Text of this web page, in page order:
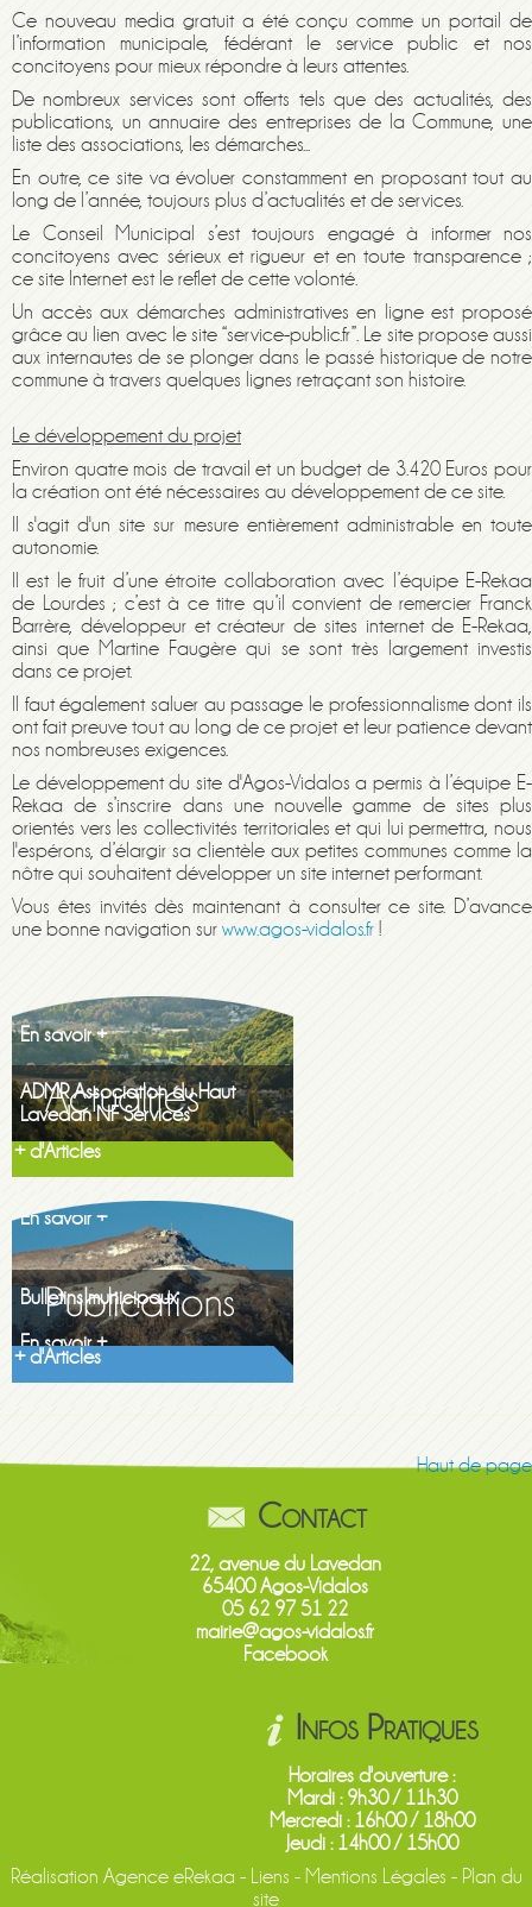
Ce nouveau media gratuit a été conçu comme un portail de
l’information municipale, fédérant le service public et nos
concitoyens pour mieux répondre à leurs attentes.
De nombreux services sont offerts tels que des actualités, des
publications, un annuaire des entreprises de la Commune, une
liste des associations, les démarches...
En outre, ce site va évoluer constamment en proposant tout au
long de l’année, toujours plus d’actualités et de services.
Le Conseil Municipal s’est toujours engagé à informer nos
concitoyens avec sérieux et rigueur et en toute transparence ;
ce site Internet est le reflet de cette volonté.
Un accès aux démarches administratives en ligne est proposé
grâce au lien avec le site “service-public.fr”. Le site propose aussi
aux internautes de se plonger dans le passé historique de notre
commune à travers quelques lignes retraçant son histoire.
Le développement du projet
Environ quatre mois de travail et un budget de 3.420 Euros pour
la création ont été nécessaires au développement de ce site.
Il s'agit d'unsite sur mesureentièrement administrable en toute
autonomie.
Il est le fruit d’une étroite collaboration avec l’équipe E-Rekaa
de Lourdes ; c’est à ce titre qu’il convient de remercier Franck
Barrère, développeur et créateur de sites internet de E-Rekaa,
ainsi que Martine Faugère qui se sont très largement investis
dans ce projet.
Il faut également saluer au passage le professionnalisme dont ils
ont fait preuve tout au long de ce projet et leur patience devant
nos nombreuses exigences.
Le développement du site d'Agos-Vidalos a permis à l’équipe E-
Rekaa de s’inscrire dans une nouvelle gamme de sites plus
orientés vers les collectivités territoriales et qui lui permettra, nous
l'espérons, d’élargir sa clientèle aux petites communes comme la
nôtre qui souhaitent développer un site internet performant.
Vous êtes invités dès maintenant à consulter ce site. D’avance
une bonne navigation sur www.agos-vidalos.fr !
Maison de la famille itinerante
En savoir +
ADMR Association du Haut
Lavedan NF Services
En savoir +
+ d'Articles
Gazette printemps 2026
Gazette printemps...
En savoir +
Bulletins municipaux
Découvrez les...
En savoir +
+ d'Articles
Haut de page
Contact
22, avenue du Lavedan
65400 Agos-Vidalos
05 62 97 51 22
mairie@agos-vidalos.fr
Facebook
Infos Pratiques
Horaires d'ouverture :
Mardi : 9h30 / 11h30
Mercredi : 16h00 / 18h00
Jeudi : 14h00 / 15h00
Réalisation Agence eRekaa - Liens - Mentions Légales - Plan du
site